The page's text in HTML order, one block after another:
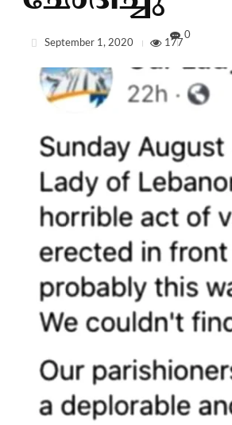
September 1, 2020 177
0